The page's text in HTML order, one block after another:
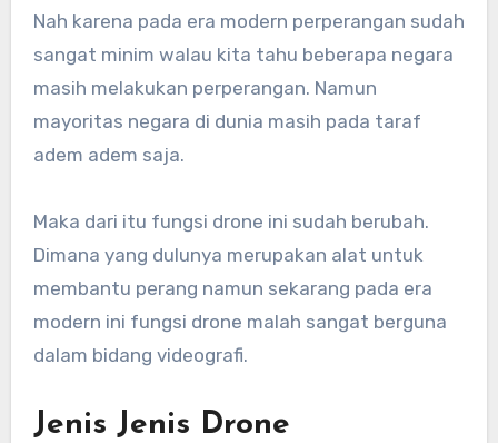
Nah karena pada era modern perperangan sudah
sangat minim walau kita tahu beberapa negara
masih melakukan perperangan. Namun
mayoritas negara di dunia masih pada taraf
adem adem saja.
Maka dari itu fungsi drone ini sudah berubah.
Dimana yang dulunya merupakan alat untuk
membantu perang namun sekarang pada era
modern ini fungsi drone malah sangat berguna
dalam bidang videografi.
Jenis Jenis Drone